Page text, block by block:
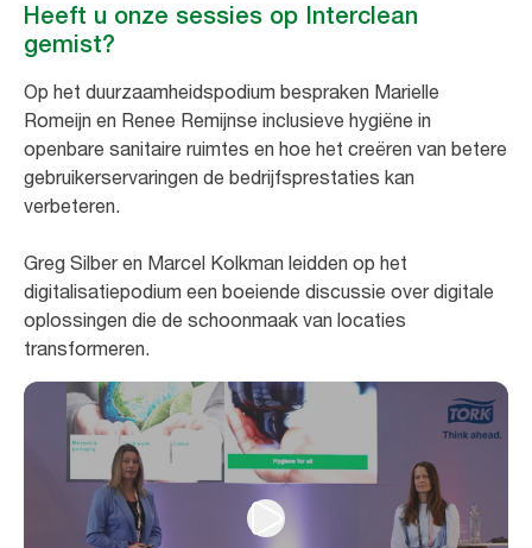
Heeft u onze sessies op Interclean
gemist?
Op het duurzaamheidspodium bespraken Marielle
Romeijn en Renee Remijnse inclusieve hygiëne in
openbare sanitaire ruimtes en hoe het creëren van betere
gebruikerservaringen de bedrijfsprestaties kan
verbeteren.
Greg Silber en Marcel Kolkman leidden op het
digitalisatiepodium een boeiende discussie over digitale
oplossingen die de schoonmaak van locaties
transformeren.